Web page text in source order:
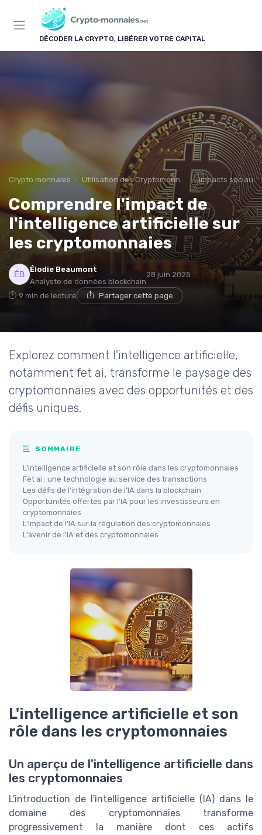
DÉCODER LA CRYPTO, LIBÉRER VOTRE CAPITAL
Crypto monnaies Utilisation des Cryptomonnaies Impacts sociaux
Comprendre l'impact de
l'intelligence artificielle sur
les cryptomonnaies
Élodie Beaumont
Analyste de données blockchain
28 juin 2025
9 min de lecture Partager cette page
Explorez comment l'intelligence artificielle,
notamment fet ai, transforme le paysage des
cryptomonnaies avec des opportunités et des
défis uniques.
SOMMAIRE
L'intelligence artificielle et son rôle dans les cryptomonnaies
Fet ai : une technologie au service des transactions
Les défis de l'intégration de l'IA dans la blockchain
Opportunités offertes par l'IA pour les investisseurs en
cryptomonnaies
L'impact de l'IA sur la régulation des cryptomonnaies
L'avenir de l'IA et des cryptomonnaies
L'intelligence artificielle et son
rôle dans les cryptomonnaies
Un aperçu de l'intelligence artificielle dans
les cryptomonnaies
L'introduction de l'intelligence artificielle (IA) dans le
domaine des cryptomonnaies transforme
progressivement la manière dont ces actifs
Panneau de gestion des cookies